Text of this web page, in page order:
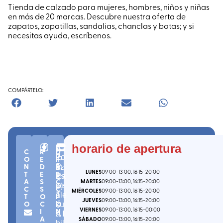
Tienda de calzado para mujeres, hombres, niños y niñas
en más de 20 marcas. Descubre nuestra oferta de
zapatos, zapatillas, sandalias, chanclas y botas; y si
necesitas ayuda, escríbenos.
COMPÁRTELO:
C
O
N
T
A
C
T
O
R
E
D
E
S
S
O
C
I
A
horario de apertura
LUNES09:00-13:00, 16:15-20:00
MARTES09:00-13:00, 16:15-20:00
MIÉRCOLES09:00-13:00, 16:15-20:00
JUEVES09:00-13:00, 16:15-20:00
VIERNES09:00-13:00, 16:15-00:00
SÁBADO09:00-13:00, 16:15-20:00
D
I
R
E
C
C
I
Ó
N
Fo
ru
Pa
se
ale
ku
a I
n
º
2
-
C.
P.
2
0
7
3
0
A
Z
P
E
I
T
I
A
(G
ip
uz
ko
a)